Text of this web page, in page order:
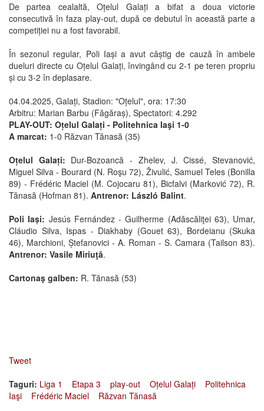
De partea cealaltă, Oțelul Galați a bifat a doua victorie
consecutivă în faza play-out, după ce debutul în această parte a
competiției nu a fost favorabil.
În sezonul regular, Poli Iași a avut câștig de cauză în ambele
dueluri directe cu Oțelul Galați, învingând cu 2-1 pe teren propriu
și cu 3-2 în deplasare.
04.04.2025, Galați, Stadion: "Oțelul", ora: 17:30
Arbitru: Marian Barbu (Făgăraș), Spectatori: 4.292
PLAY-OUT: Oțelul Galați - Politehnica Iaşi 1-0
A marcat: 1-0 Răzvan Tănasă (35)
Oțelul Galați: Dur-Bozoancă - Zhelev, J. Cissé, Stevanović,
Miguel Silva - Bourard (N. Roşu 72), Živulić, Samuel Teles (Bonilla
89) - Frédéric Maciel (M. Cojocaru 81), Bicfalvi (Marković 72), R.
Tănasă (Hofman 81). Antrenor: László Balint.
Poli Iași: Jesús Fernández - Guilherme (Adăscăliţei 63), Umar,
Cláudio Silva, Ispas - Diakhaby (Gouet 63), Bordeianu (Skuka
46), Marchioni, Ștefanovici - A. Roman - S. Camara (Tailson 83).
Antrenor: Vasile Miriuţă.
Cartonaş galben: R. Tănasă (53)
Tweet
Taguri: Liga 1 Etapa 3 play-out Oțelul Galați
Politehnica
Iaşi
Frédéric Maciel
Răzvan Tănasă